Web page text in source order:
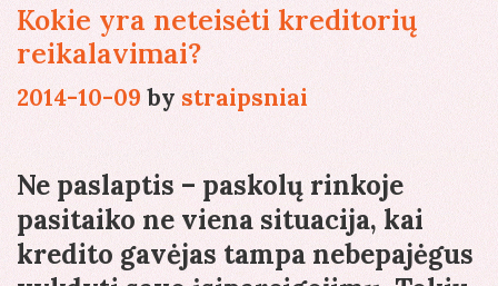
Kokie yra neteisėti kreditorių
reikalavimai?
2014-10-09 by straipsniai
Ne paslaptis – paskolų rinkoje
pasitaiko ne viena situacija, kai
kredito gavėjas tampa nebepajėgus